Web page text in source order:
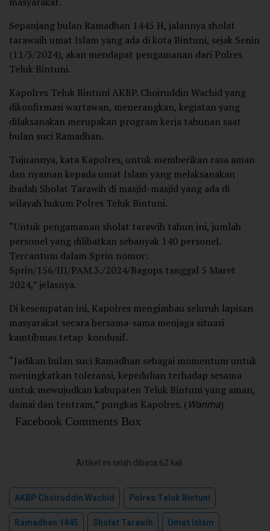
Sepanjang bulan Ramadhan 1445 H, jalannya sholat
tarawaih umat Islam yang ada di kota Bintuni, sejak Senin
(11/3/2024), akan mendapat pengamanan dari Polres
Teluk Bintuni.
Kapolres Teluk Bintuni AKBP. Choiruddin Wachid yang
dikonfirmasi wartawan, menerangkan, kegiatan yang
dilaksanakan merupakan program kerja tahunan saat
bulan suci Ramadhan.
Tujuannya, kata Kapolres, untuk memberikan rasa aman
dan nyaman kepada umat Islam yang melaksanakan
ibadah Sholat Tarawih di masjid-masjid yang ada di
wilayah hukum Polres Teluk Bintuni.
“Untuk pengamanan sholat tarawih tahun ini, jumlah
personel yang dilibatkan sebanyak 140 personel.
Tercantum dalam Sprin nomor:
Sprin/156/III/PAM.3./2024/Bagops tanggal 5 Maret
2024,” jelasnya.
Di kesempatan ini, Kapolres mengimbau seluruh lapisan
masyarakat secara bersama-sama menjaga situasi
kamtibmas tetap kondusif.
“Jadikan bulan suci Ramadhan sebagai momentum untuk
meningkatkan toleransi, kepedulian terhadap sesama
untuk mewujudkan kabupaten Teluk Bintuni yang aman,
damai dan tentram,” pungkas Kapolres. (Wanma)
Facebook Comments Box
Artikel ini telah dibaca 62 kali
AKBP Choiruddin Wachid
Polres Teluk Bintuni
Ramadhan 1445
Sholat Tarawih Umat Islam